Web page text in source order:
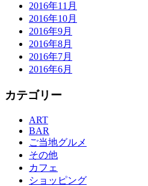
2016年11月
2016年10月
2016年9月
2016年8月
2016年7月
2016年6月
カテゴリー
ART
BAR
ご当地グルメ
その他
カフェ
ショッピング